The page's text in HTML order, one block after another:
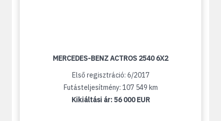
MERCEDES-BENZ ACTROS 2540 6X2
Első regisztráció: 6/2017
Futásteljesítmény: 107 549 km
Kikiáltási ár:56 000 EUR